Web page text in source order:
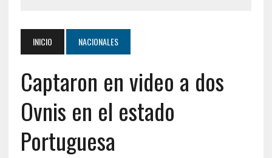
INICIO NACIONALES
Captaron en video a dos
Ovnis en el estado
Portuguesa